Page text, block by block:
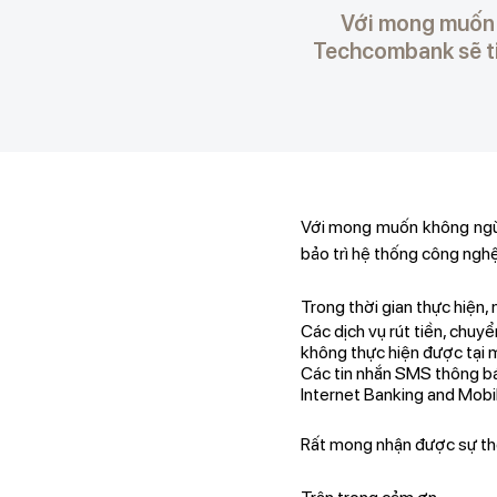
Với mong
Techcombank sẽ
Với mong muốn không
bảo trì hệ thống công
Trong thời gian thực hiện,
Các dịch vụ rút tiền,
không thực hiện được tại
Các tin nhắn SMS thông
Internet Banking and
Rất mong nhận được sự